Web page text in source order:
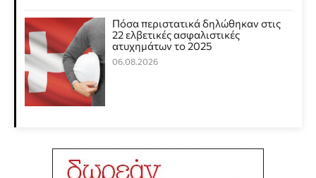
Πόσα περιστατικά δηλώθηκαν στις
22 ελβετικές ασφαλιστικές
ατυχημάτων το 2025
06.08.2026